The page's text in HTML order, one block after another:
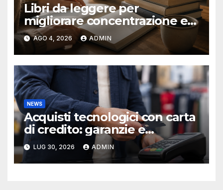
Libri da leggere per
migliorare concentrazione e
produttività
AGO 4, 2026 ADMIN
NEWS
Acquisti tecnologici con carta
di credito: garanzie e
protezioni
LUG 30, 2026 ADMIN